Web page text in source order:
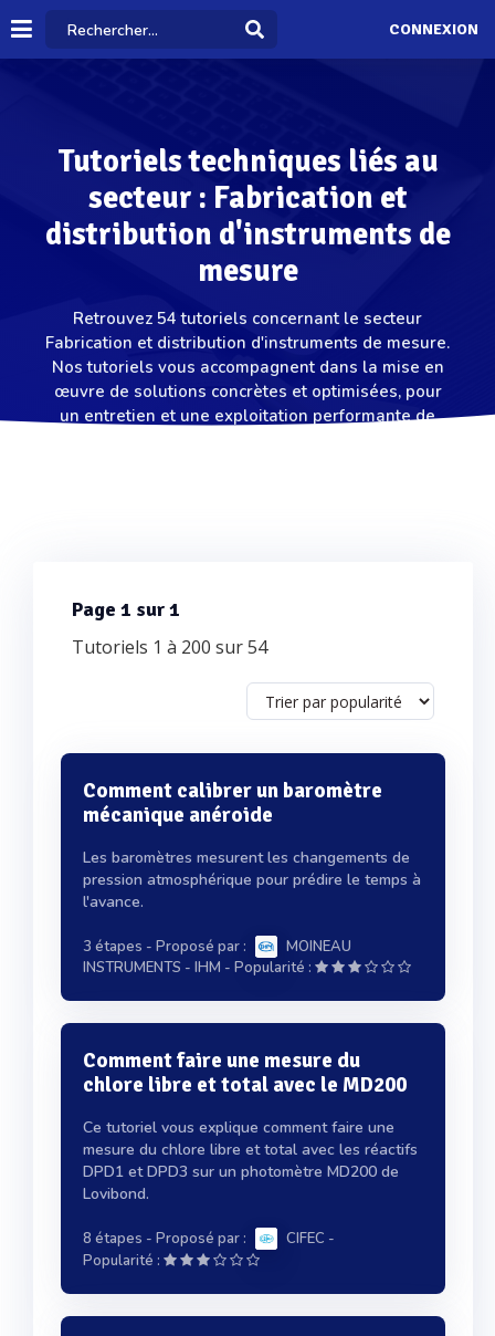
CONNEXION
Tutoriels techniques liés au
secteur : Fabrication et
distribution d'instruments de
mesure
Retrouvez 54 tutoriels concernant le secteur
Fabrication et distribution d'instruments de mesure.
Nos tutoriels vous accompagnent dans la mise en
œuvre de solutions concrètes et optimisées, pour
un entretien et une exploitation performante de
Page 1 sur 1
Tutoriels 1 à 200 sur 54
Comment calibrer un baromètre
mécanique anéroide
Les baromètres mesurent les changements de
pression atmosphérique pour prédire le temps à
l'avance.
3 étapes - Proposé par :
MOINEAU
INSTRUMENTS - IHM - Popularité :
Comment faire une mesure du
chlore libre et total avec le MD200
Ce tutoriel vous explique comment faire une
mesure du chlore libre et total avec les réactifs
DPD1 et DPD3 sur un photomètre MD200 de
Lovibond.
8 étapes - Proposé par : CIFEC -
Popularité :